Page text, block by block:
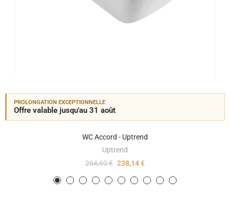
PROLONGATION EXCEPTIONNELLE
Offre valable jusqu'au 31 août
WC Accord - Uptrend
Uptrend
264,60 € 238,14 €